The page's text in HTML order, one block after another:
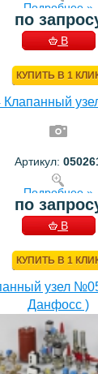
Подробнее »
по
В
КУПИТЬ В 1
Клапанный
Артикул:
Подробнее »
по
В
КУПИТЬ В 1
узел
Данфосс )